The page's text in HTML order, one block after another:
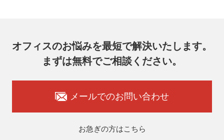
7. 個人情報を提供されることの任意性
お客様がご自身の個人情報を弊社に提供されるか否かはお客
は、適切なサービスをご提供できない場合がありますのでご
弊社ウェブサイトでは、利用者が当ウェブサイトを閲覧した
状況の分析のためにCookieを利用していますが、Cookieによ
る個人情報の取得はしていません。
オフィスのお悩みを最短で解決いたします。
まずは無料でご相談ください。
メールでのお問い合わせ
お急ぎの方はこちら